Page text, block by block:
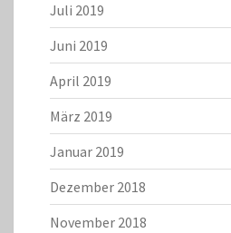
Juli 2019
Juni 2019
April 2019
März 2019
Januar 2019
Dezember 2018
November 2018